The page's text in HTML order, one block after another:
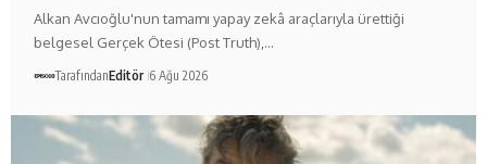
Alkan Avcıoğlu'nun tamamı yapay zekâ araçlarıyla ürettiği
belgesel Gerçek Ötesi (Post Truth),…
TarafındanEditör 6 Ağu 2026